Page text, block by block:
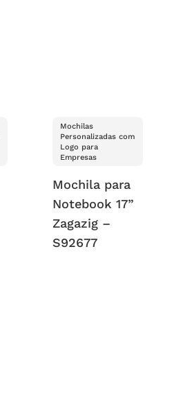
Mochilas
Personalizadas com
Logo para
Empresas
Mochila para
Notebook 17”
Zagazig –
S92677